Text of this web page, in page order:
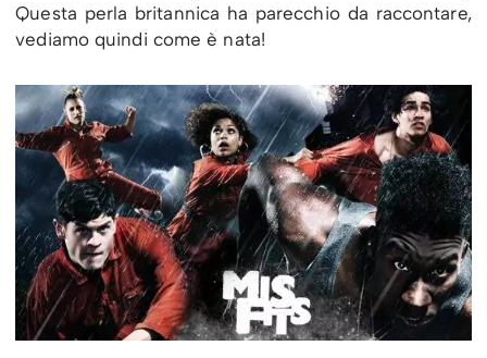
Questa perla britannica ha parecchio da raccontare,
vediamo quindi come è nata!